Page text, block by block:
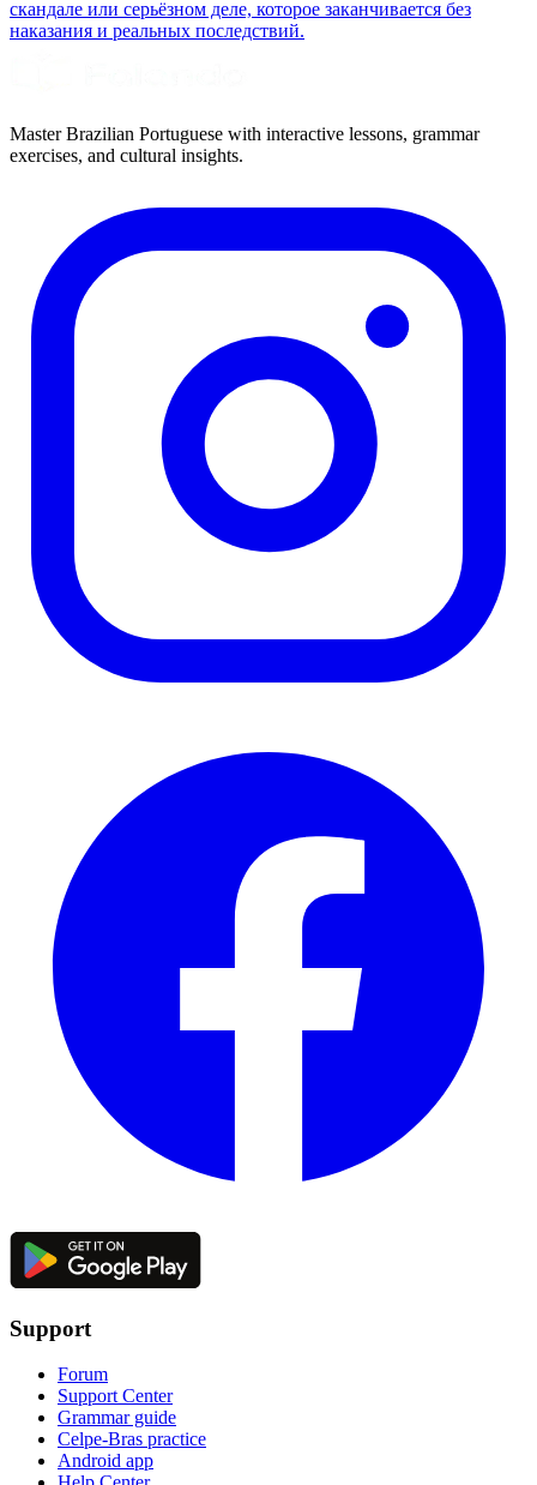
скандале или серьёзном деле, которое заканчивается без
наказания и реальных последствий.
Master Brazilian Portuguese with interactive lessons, grammar
exercises, and cultural insights.
Support
Forum
Support Center
Grammar guide
Celpe-Bras practice
Android app